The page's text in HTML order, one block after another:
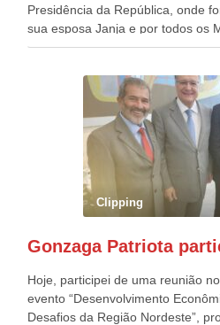
Presidência da República, onde
sua esposa Janja e por todos os
estavam presentes, nos Desfiles
outros desfiles, na Esplanada
o deste ano, o maior e o mais
quatro décadas, como Patriota
anualmente dos desfiles de Sete
Esplanada dos Ministérios, em
preparou espaços com cadeiras
pessoas, só que o número de
Independentes, dobrou na
Patriota.
Clipping
Hoje, participei de uma reunião
evento “Desenvolvimento
Desafios da Região Nordeste”,